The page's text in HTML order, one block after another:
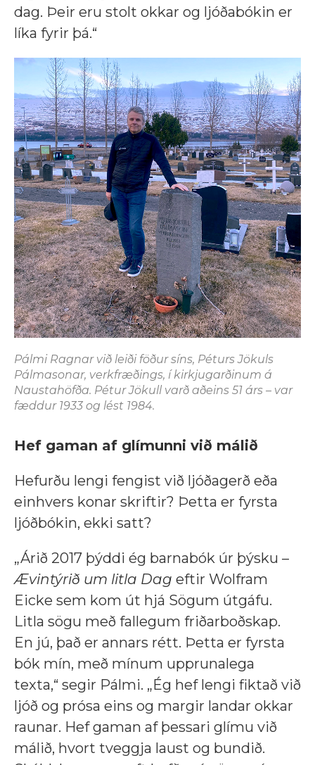
dag. Þeir eru stolt okkar og ljóðabókin er
líka fyrir þá.“
Pálmi Ragnar við leiði föður síns, Péturs Jökuls
Pálmasonar, verkfræðings, í kirkjugarðinum á
Naustahöfða. Pétur Jökull varð aðeins 51 árs – var
fæddur 1933 og lést 1984.
Hef gaman af glímunni við málið
Hefurðu lengi fengist við ljóðagerð eða
einhvers konar skriftir? Þetta er fyrsta
ljóðbókin, ekki satt?
„Árið 2017 þýddi ég barnabók úr þýsku –
Ævintýrið um litla Dag eftir Wolfram
Eicke sem kom út hjá Sögum útgáfu.
Litla sögu með fallegum friðarboðskap.
En jú, það er annars rétt. Þetta er fyrsta
bók mín, með mínum upprunalega
texta,“ segir Pálmi. „Ég hef lengi fiktað við
ljóð og prósa eins og margir landar okkar
raunar. Hef gaman af þessari glímu við
málið, hvort tveggja laust og bundið.